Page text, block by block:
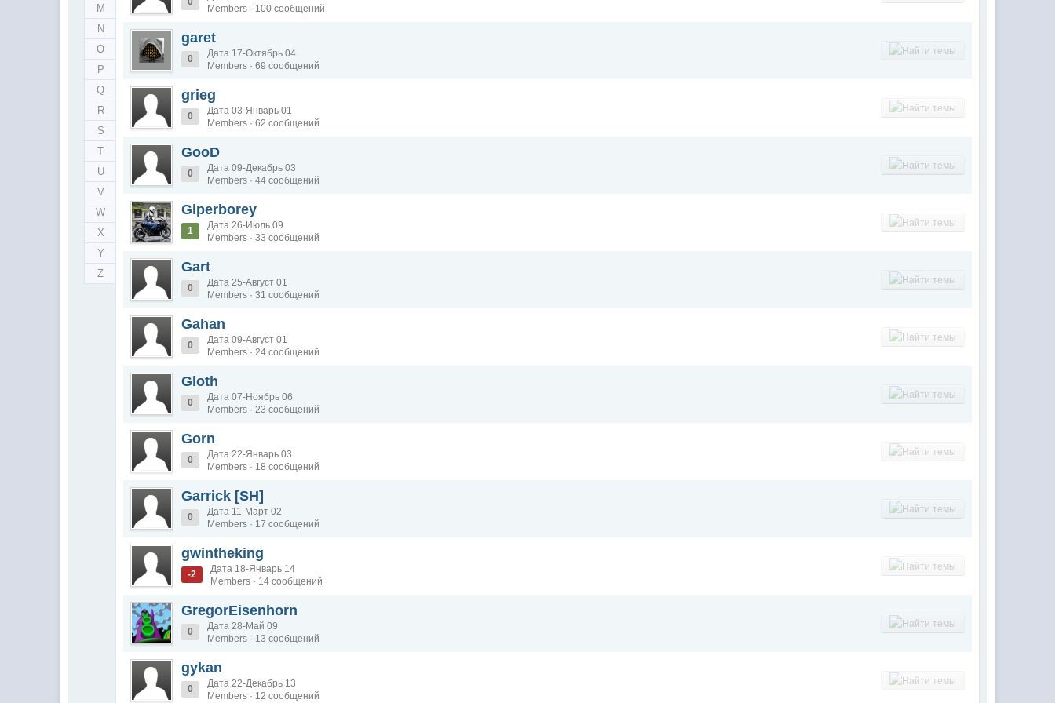
M
N
O
P
Q
R
S
T
U
V
W
X
Y
Z
Members · 100 сообщений
garet
0
Дата 17-Октябрь 04
Members · 69 сообщений
grieg
0
Дата 03-Январь 01
Members · 62 сообщений
GooD
0
Дата 09-Декабрь 03
Members · 44 сообщений
Giperborey
1
Дата 26-Июль 09
Members · 33 сообщений
Gart
0
Дата 25-Август 01
Members · 31 сообщений
Gahan
0
Дата 09-Август 01
Members · 24 сообщений
Gloth
0
Дата 07-Ноябрь 06
Members · 23 сообщений
Gorn
0
Дата 22-Январь 03
Members · 18 сообщений
Garrick [SH]
0
Дата 11-Март 02
Members · 17 сообщений
gwintheking
-2
Дата 18-Январь 14
Members · 14 сообщений
GregorEisenhorn
0
Дата 28-Май 09
Members · 13 сообщений
gykan
0
Дата 22-Декабрь 13
Members · 12 сообщений